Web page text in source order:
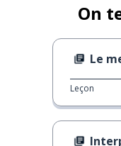
On
Le
Leçon